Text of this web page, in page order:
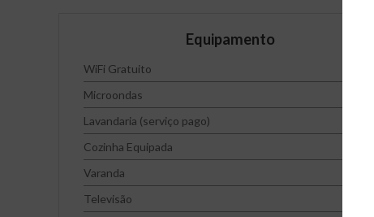
Equipamento
WiFi Gratuito
Microondas
Lavandaria (serviço pago)
Cozinha Equipada
Varanda
Televisão